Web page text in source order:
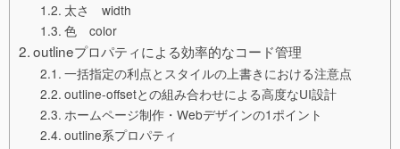
太さ width
色 color
outlineプロパティによる効率的なコード管理
一括指定の利点とスタイルの上書きにおける注意点
outline-offsetとの組み合わせによる高度なUI設計
ホームページ制作・Webデザインの1ポイント
outline系プロパティ